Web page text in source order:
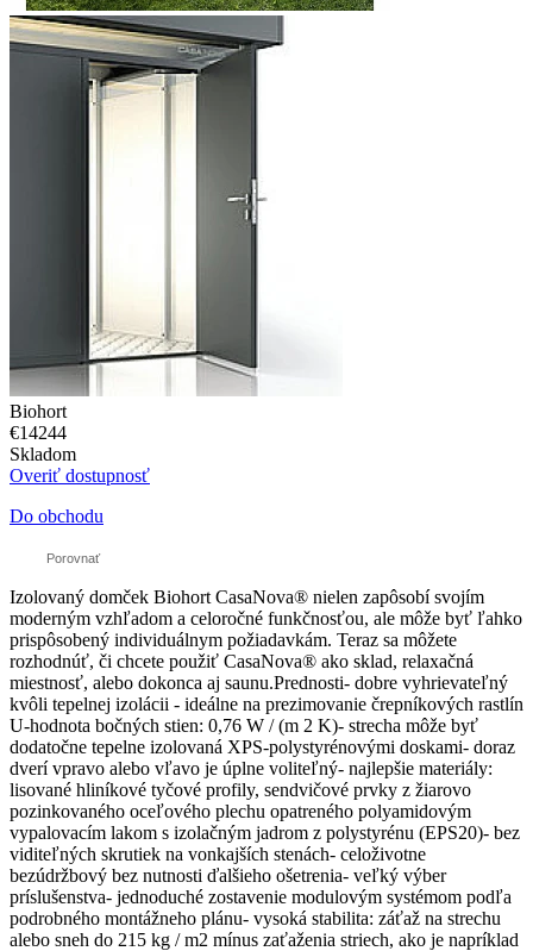
Biohort
€14244
Skladom
Overiť dostupnosť
Do obchodu
Porovnať
Izolovaný domček Biohort CasaNova® nielen zapôsobí svojím
moderným vzhľadom a celoročné funkčnosťou, ale môže byť ľahko
prispôsobený individuálnym požiadavkám. Teraz sa môžete
rozhodnúť, či chcete použiť CasaNova® ako sklad, relaxačná
miestnosť, alebo dokonca aj saunu.Prednosti- dobre vyhrievateľný
kvôli tepelnej izolácii - ideálne na prezimovanie črepníkových rastlín
U-hodnota bočných stien: 0,76 W / (m 2 K)- strecha môže byť
dodatočne tepelne izolovaná XPS-polystyrénovými doskami- doraz
dverí vpravo alebo vľavo je úplne voliteľný- najlepšie materiály:
lisované hliníkové tyčové profily, sendvičové prvky z žiarovo
pozinkovaného oceľového plechu opatreného polyamidovým
vypalovacím lakom s izolačným jadrom z polystyrénu (EPS20)- bez
viditeľných skrutiek na vonkajších stenách- celoživotne
bezúdržbový bez nutnosti ďalšieho ošetrenia- veľký výber
príslušenstva- jednoduché zostavenie modulovým systémom podľa
podrobného montážneho plánu- vysoká stabilita: záťaž na strechu
alebo sneh do 215 kg / m2 mínus zaťaženia striech, ako je napríklad